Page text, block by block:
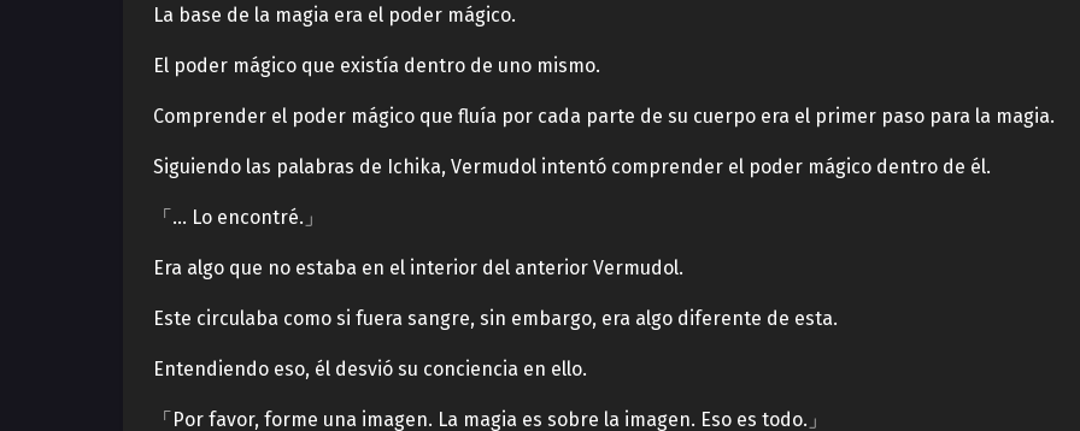
La base de la magia era el poder mágico.
El poder mágico que existía dentro de uno mismo.
Comprender el poder mágico que fluía por cada parte de su cuerpo era el primer paso para la magia.
Siguiendo las palabras de Ichika, Vermudol intentó comprender el poder mágico dentro de él.
「… Lo encontré.」
Era algo que no estaba en el interior del anterior Vermudol.
Este circulaba como si fuera sangre, sin embargo, era algo diferente de esta.
Entendiendo eso, él desvió su conciencia en ello.
「Por favor, forme una imagen. La magia es sobre la imagen. Eso es todo.」